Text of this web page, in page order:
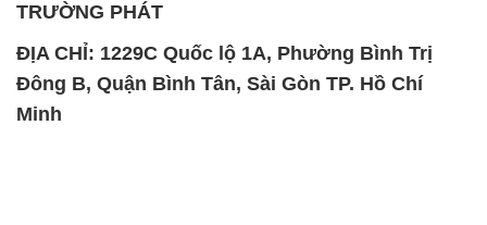
TRƯỜNG PHÁT
ĐỊA CHỈ: 1229C Quốc lộ 1A, Phường Bình Trị
Đông B, Quận Bình Tân, Sài Gòn TP. Hồ Chí
Minh